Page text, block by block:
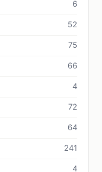
6
52
75
66
4
72
64
241
4